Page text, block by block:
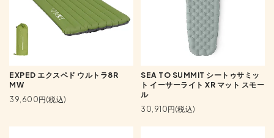
EXPED エクスペド ウルトラ8R
MW
39,600円(税込)
SEA TO SUMMIT シートゥサミッ
ト イーサーライト XR マット スモー
ル
30,910円(税込)